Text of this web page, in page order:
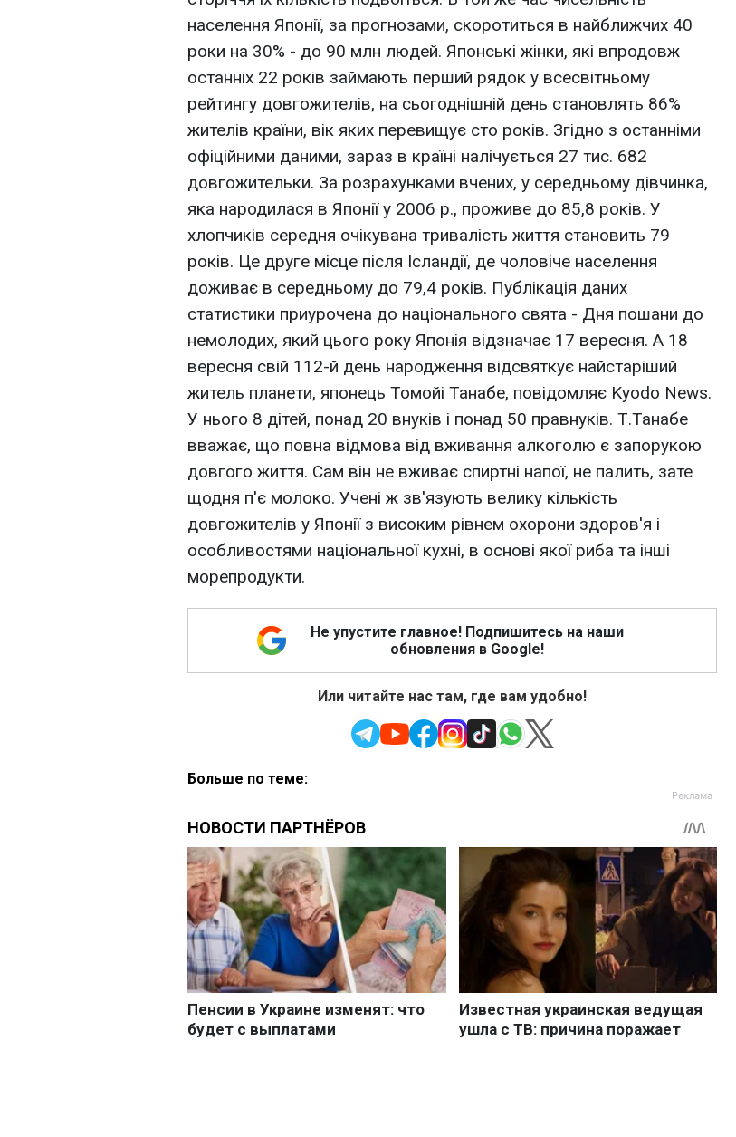
населення Японії, за прогнозами, скоротиться в найближчих 40
роки на 30% - до 90 млн людей. Японські жінки, які впродовж
останніх 22 років займають перший рядок у всесвітньому
рейтингу довгожителів, на сьогоднішній день становлять 86%
жителів країни, вік яких перевищує сто років. Згідно з останніми
офіційними даними, зараз в країні налічується 27 тис. 682
довгожительки. За розрахунками вчених, у середньому дівчинка,
яка народилася в Японії у 2006 р., проживе до 85,8 років. У
хлопчиків середня очікувана тривалість життя становить 79
років. Це друге місце після Ісландії, де чоловіче населення
доживає в середньому до 79,4 років. Публікація даних
статистики приурочена до національного свята - Дня пошани до
немолодих, який цього року Японія відзначає 17 вересня. А 18
вересня свій 112-й день народження відсвяткує найстаріший
житель планети, японець Томойі Танабе, повідомляє Kyodo News.
У нього 8 дітей, понад 20 внуків і понад 50 правнуків. Т.Танабе
вважає, що повна відмова від вживання алкоголю є запорукою
довгого життя. Сам він не вживає спиртні напої, не палить, зате
щодня п'є молоко. Учені ж зв'язують велику кількість
довгожителів у Японії з високим рівнем охорони здоров'я і
особливостями національної кухні, в основі якої риба та інші
морепродукти.
Не упустите главное! Подпишитесь на наши
обновления в Google!
Или читайте нас там, где вам удобно!
Больше по теме: